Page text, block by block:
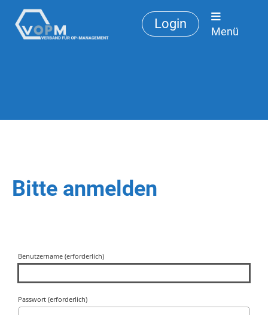
Login
Menü
Bitte anmelden
Benutzername (erforderlich)
Passwort (erforderlich)